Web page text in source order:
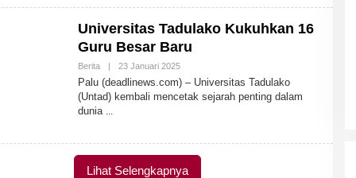
I
Universitas Tadulako Kukuhkan 16
Guru Besar Baru
Berita | 23 Januari 2025O
L
E
H
I
N
Palu (deadlinews.com) – Universitas Tadulako
(Untad) kembali mencetak sejarah penting dalam
dunia
Lihat Selengkapnya